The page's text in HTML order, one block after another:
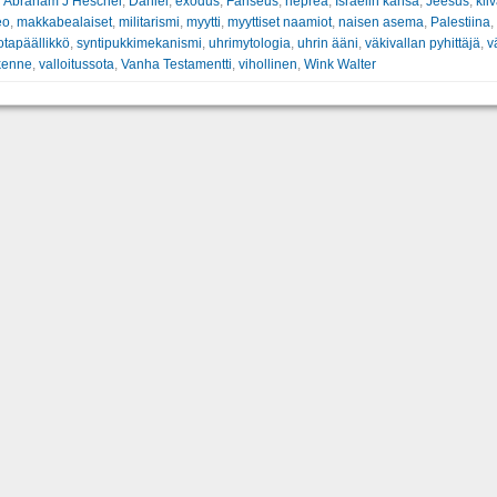
, makkabealaiset, militarismi, myytti, myyttiset naamiot, naisen asema, Palestiina,
, syntipukkimekanismi, uhrimytologia, uhrin ääni, väkivallan pyhittäjä,
, valloitussota, Vanha Testamentti, vihollinen, Wink Walter